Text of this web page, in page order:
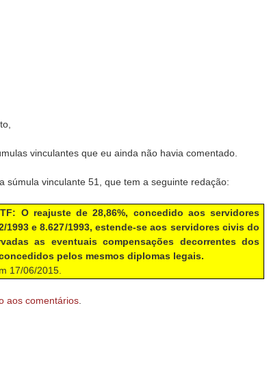
vinculantes que eu ainda não havia comentado.
súmula vinculante 51, que tem a seguinte redação:
O reajuste de 28,86%, concedido aos servidores
1993 e 8.627/1993, estende-se aos servidores civis do
as eventuais compensações decorrentes dos
pelos mesmos diplomas legais.
17/06/2015.
aos comentários.